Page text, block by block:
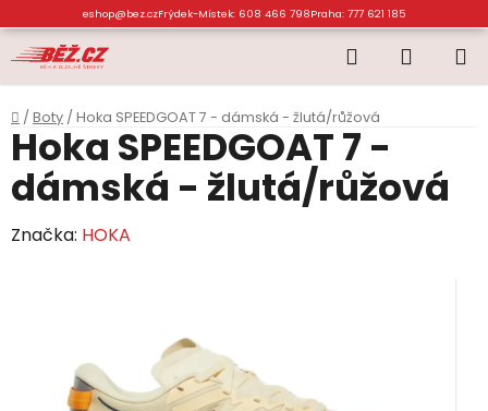
na
obsah
eshop@bez.czFrýdek-Místek: 608 466 798Praha: 777 621 185
Hledat
KOŠÍK
Domů
/ Boty / Hoka SPEEDGOAT 7 - dámská - žlutá/růžová
Hoka SPEEDGOAT 7 -
dámská - žlutá/růžová
Značka: HOKA